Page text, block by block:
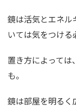
鏡は活気とエネル
いては気をつける
置き方によっては
も。
鏡は部屋を明るく